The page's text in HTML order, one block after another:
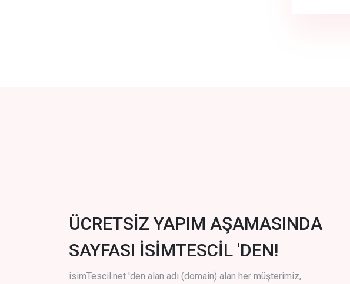
ÜCRETSİZ YAPIM AŞAMASINDA
SAYFASI İSİMTESCİL 'DEN!
isimTescil.net 'den alan adı (domain) alan her müşterimiz,